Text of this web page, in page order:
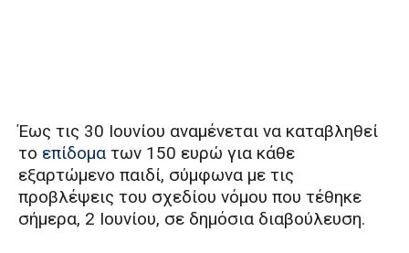
Έως τις 30 Ιουνίου αναμένεται να καταβληθεί
το επίδομα των 150 ευρώ για κάθε
εξαρτώμενο παιδί, σύμφωνα με τις
προβλέψεις του σχεδίου νόμου που τέθηκε
σήμερα, 2 Ιουνίου, σε δημόσια διαβούλευση.